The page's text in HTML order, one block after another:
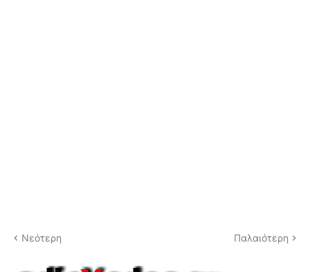
Νεότερη Παλαιότερη